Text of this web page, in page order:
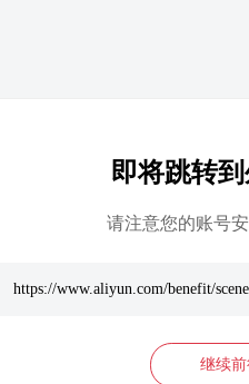
即将跳转
请注意您的账号
https://www.aliyun.com/benefit/
继续前